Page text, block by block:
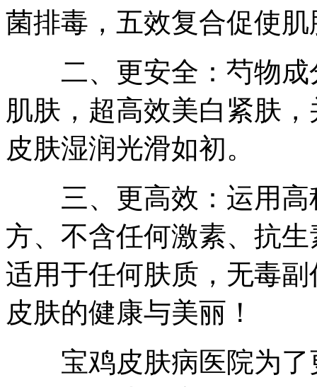
菌排毒，五效复合促使
二、更安全：芍物成
肌肤，超高效美白紧肤
皮肤湿润光滑如初。
三、更高效：运用高
方、不含任何激素、抗
适用于任何肤质，无毒
皮肤的健康与美丽！
宝鸡皮肤病医院为了